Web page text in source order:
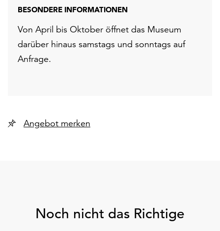
BESONDERE INFORMATIONEN
Von April bis Oktober öffnet das Museum
darüber hinaus samstags und sonntags auf
Anfrage.
Angebot merken
Noch nicht das Richtige